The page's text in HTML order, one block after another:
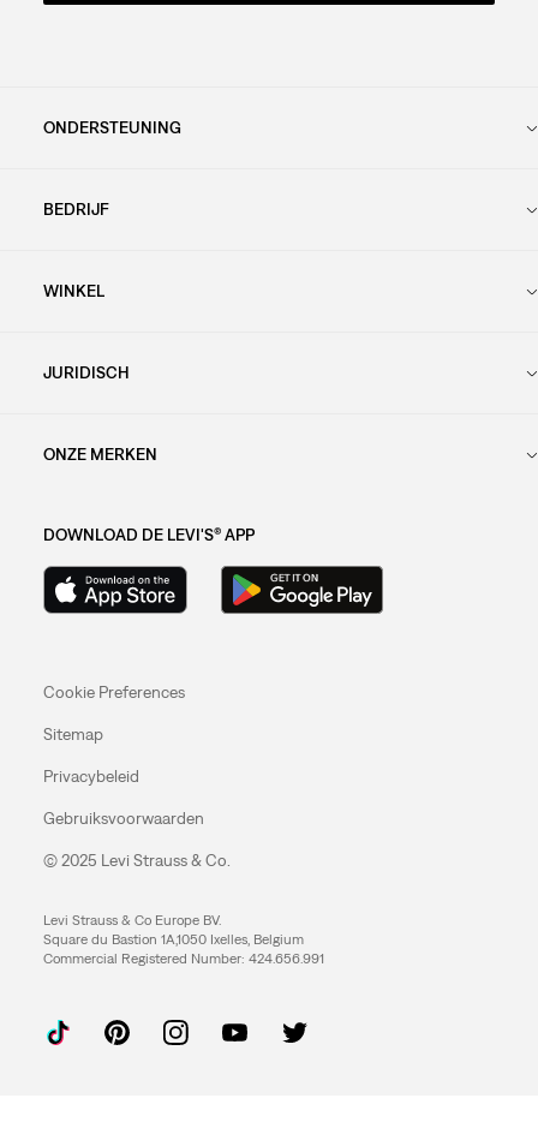
ONDERSTEUNING
BEDRIJF
WINKEL
JURIDISCH
ONZE MERKEN
DOWNLOAD DE LEVI'S® APP
Cookie Preferences
Sitemap
Privacybeleid
Gebruiksvoorwaarden
© 2025 Levi Strauss & Co.
Levi Strauss & Co Europe BV.
Square du Bastion 1A,1050 Ixelles, Belgium
Commercial Registered Number: 424.656.991